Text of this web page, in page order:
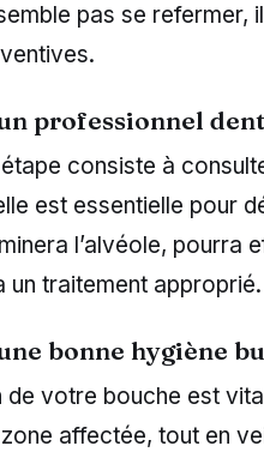
pas se refermer,
professionnel
consiste à
est essentielle pour
l’alvéole, pourra
un traitement approprié.
bonne hygiène
de votre bouche est
affectée, tout en